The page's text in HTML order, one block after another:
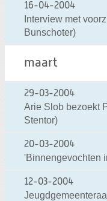
16-04-2004
Interview met
Bunschoter)
maart
29-03-2004
Arie Slob bezoekt
Stentor)
20-03-2004
'Binnengevochten
12-03-2004